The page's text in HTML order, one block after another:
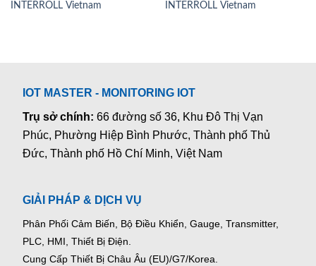
INTERROLL Vietnam
INTERROLL Vietnam
IOT MASTER - MONITORING IOT
Trụ sở chính:66 đường số 36, Khu Đô Thị Vạn
Phúc, Phường Hiệp Bình Phước, Thành phố Thủ
Đức, Thành phố Hồ Chí Minh, Việt Nam
GIẢI PHÁP & DỊCH VỤ
Phân Phối Cảm Biến, Bộ Điều Khiển, Gauge, Transmitter,
PLC, HMI, Thiết Bị Điện.
Cung Cấp Thiết Bị Châu Âu (EU)/G7/Korea.